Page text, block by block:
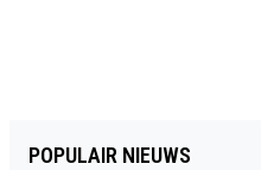
POPULAIR NIEUWS